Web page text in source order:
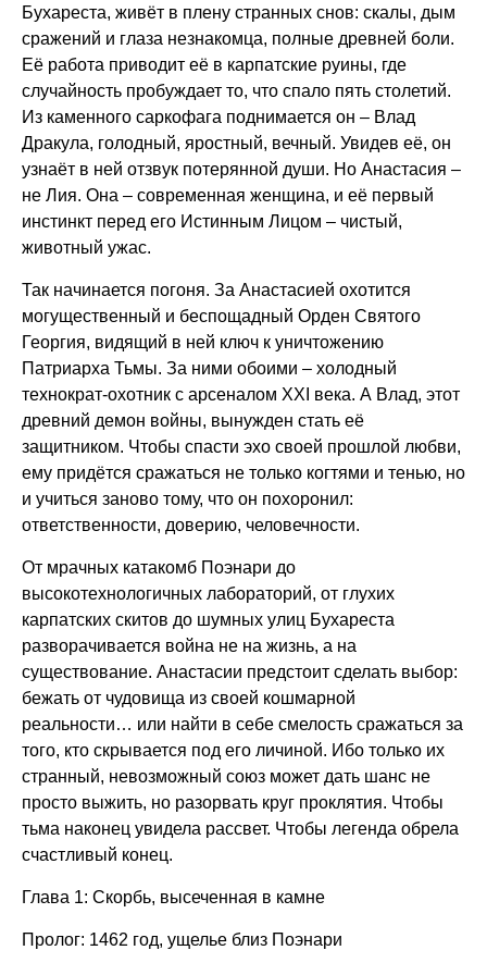
Бухареста, живёт в плену странных снов: скалы, дым
сражений и глаза незнакомца, полные древней боли.
Её работа приводит её в карпатские руины, где
случайность пробуждает то, что спало пять столетий.
Из каменного саркофага поднимается он – Влад
Дракула, голодный, яростный, вечный. Увидев её, он
узнаёт в ней отзвук потерянной души. Но Анастасия –
не Лия. Она – современная женщина, и её первый
инстинкт перед его Истинным Лицом – чистый,
животный ужас.
Так начинается погоня. За Анастасией охотится
могущественный и беспощадный Орден Святого
Георгия, видящий в ней ключ к уничтожению
Патриарха Тьмы. За ними обоими – холодный
технократ-охотник с арсеналом XXI века. А Влад, этот
древний демон войны, вынужден стать её
защитником. Чтобы спасти эхо своей прошлой любви,
ему придётся сражаться не только когтями и тенью, но
и учиться заново тому, что он похоронил:
ответственности, доверию, человечности.
От мрачных катакомб Поэнари до
высокотехнологичных лабораторий, от глухих
карпатских скитов до шумных улиц Бухареста
разворачивается война не на жизнь, а на
существование. Анастасии предстоит сделать выбор:
бежать от чудовища из своей кошмарной
реальности… или найти в себе смелость сражаться за
того, кто скрывается под его личиной. Ибо только их
странный, невозможный союз может дать шанс не
просто выжить, но разорвать круг проклятия. Чтобы
тьма наконец увидела рассвет. Чтобы легенда обрела
счастливый конец.
Глава 1: Скорбь, высеченная в камне
Пролог: 1462 год, ущелье близ Поэнари